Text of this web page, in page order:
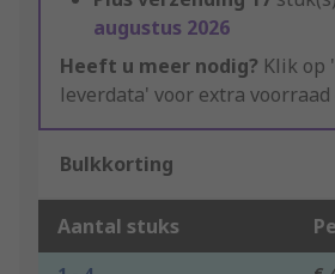
augustus 2026
Heeft u meer nodig? Klik op
leverdata' voor extra
Bulkkorting
Aantal stuks